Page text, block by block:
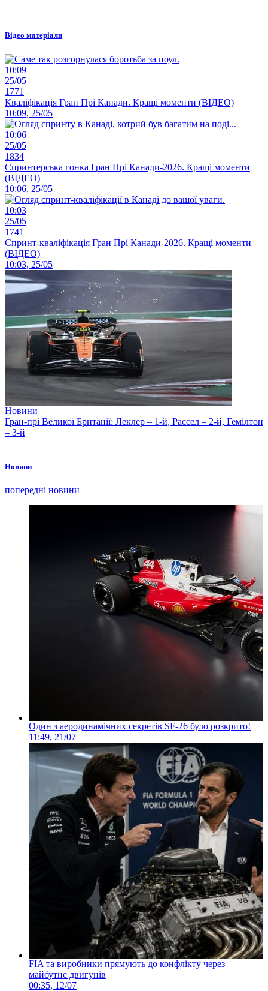
Відео матеріали
10:09
25/05
1771
Кваліфікація Гран Прі Канади. Кращі моменти (ВІДЕО)
10:09, 25/05
10:06
25/05
1834
Спринтерська гонка Гран Прі Канади-2026. Кращі моменти
(ВІДЕО)
10:06, 25/05
10:03
25/05
1741
Спринт-кваліфікація Гран Прі Канади-2026. Кращі моменти
(ВІДЕО)
10:03, 25/05
Новини
Гран-прі Великої Британії: Леклер – 1-й, Рассел – 2-й, Гемілтон
– 3-й
Новини
попередні новини
Один з аеродинамічних секретів SF-26 було розкрито!
11:49, 21/07
FIA та виробники прямують до конфлікту через
майбутнє двигунів
00:35, 12/07